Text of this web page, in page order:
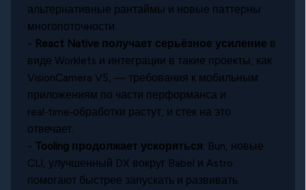
альтернативные рантаймы и новые паттерны
многопоточности.
- React Native получает серьёзное усиление в
виде Worklets и интеграции в такие проекты, как
VisionCamera V5, — требования к мобильным
приложениям по части перформанса и
real‑time‑обработки растут, и стек на это
отвечает.
- Tooling продолжает ускоряться: Bun, новые
CLI, улучшенный DX вокруг Babel и Astro
помогают быстрее запускать и развивать